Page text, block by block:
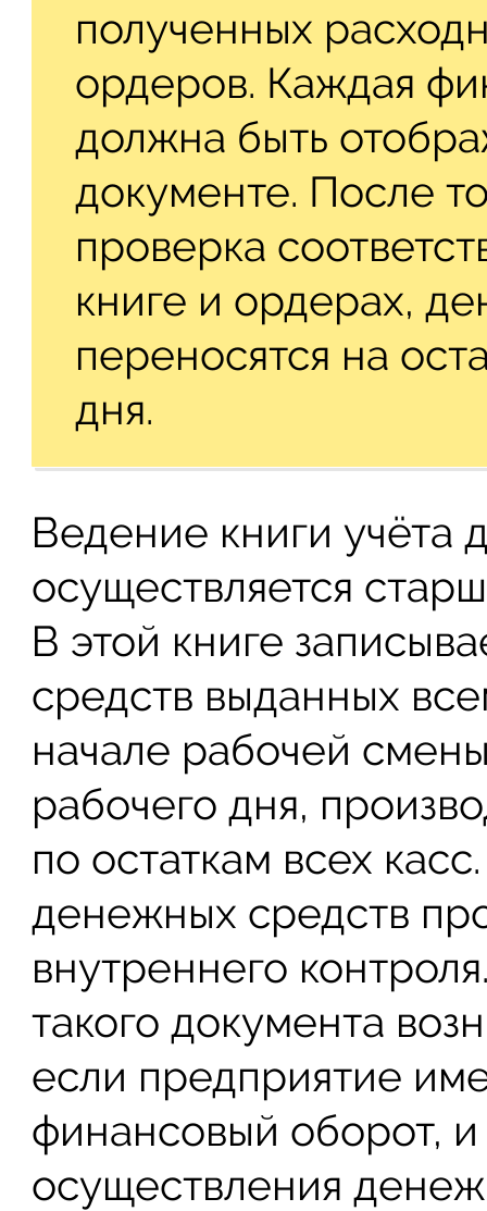
полученных
ордеров. Каждая
должна быть
документе. После
проверка
книге и ордерах,
переносятся на
дня.
Ведение книги учёта
осуществляется
В этой книге
средств выданных
начале рабочей
рабочего дня,
по остаткам всех
денежных средств
внутреннего
такого документа
если предприятие
финансовый оборот,
осуществления